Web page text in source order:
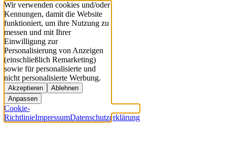
Wir verwenden cookies und/oder
Kennungen, damit die Website
funktioniert, um ihre Nutzung zu
messen und mit Ihrer
Einwilligung zur
Personalisierung von Anzeigen
(einschließlich Remarketing)
sowie für personalisierte und
nicht personalisierte Werbung.
Akzeptieren
Ablehnen
Anpassen
Cookie-
RichtlinieImpressumDatenschutzerklärung